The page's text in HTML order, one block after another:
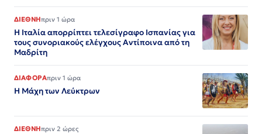
ΔΙΕΘΝΗπριν 1 ώρα
Η Ιταλία απορρίπτει τελεσίγραφο Ισπανίας για
τους συνοριακούς ελέγχους Αντίποινα από τη
Μαδρίτη
ΔΙΑΦΟΡΑπριν 1 ώρα
Η Μάχη των Λεύκτρων
ΔΙΕΘΝΗπριν 2 ώρες